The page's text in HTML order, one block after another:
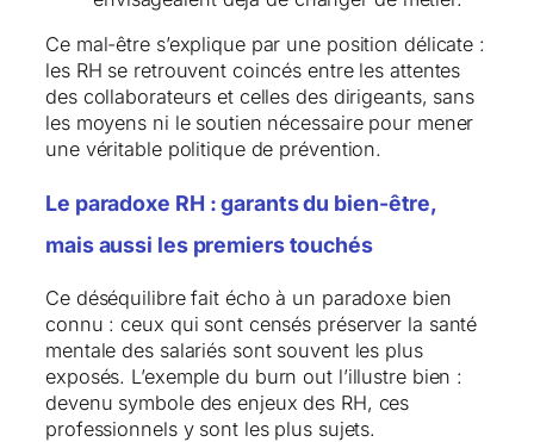
Ce mal-être s’explique par une position délicate :
les RH se retrouvent coincés entre les attentes
des collaborateurs et celles des dirigeants, sans
les moyens ni le soutien nécessaire pour mener
une véritable politique de prévention.
Le paradoxe RH : garants du bien-être,
mais aussi les premiers touchés
Ce déséquilibre fait écho à un paradoxe bien
connu : ceux qui sont censés préserver la santé
mentale des salariés sont souvent les plus
exposés. L’exemple du burn out l’illustre bien :
devenu symbole des enjeux des RH, ces
professionnels y sont les plus sujets.